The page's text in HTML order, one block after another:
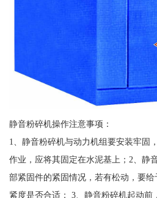
静音粉碎机操作注意事项：
1、静音粉碎机与动力机组要安装牢固
作业，应将其固定在水泥基上；2、静
部紧固件的紧固情况，若有松动，要
紧度是否合适； 3、静音粉碎机起动